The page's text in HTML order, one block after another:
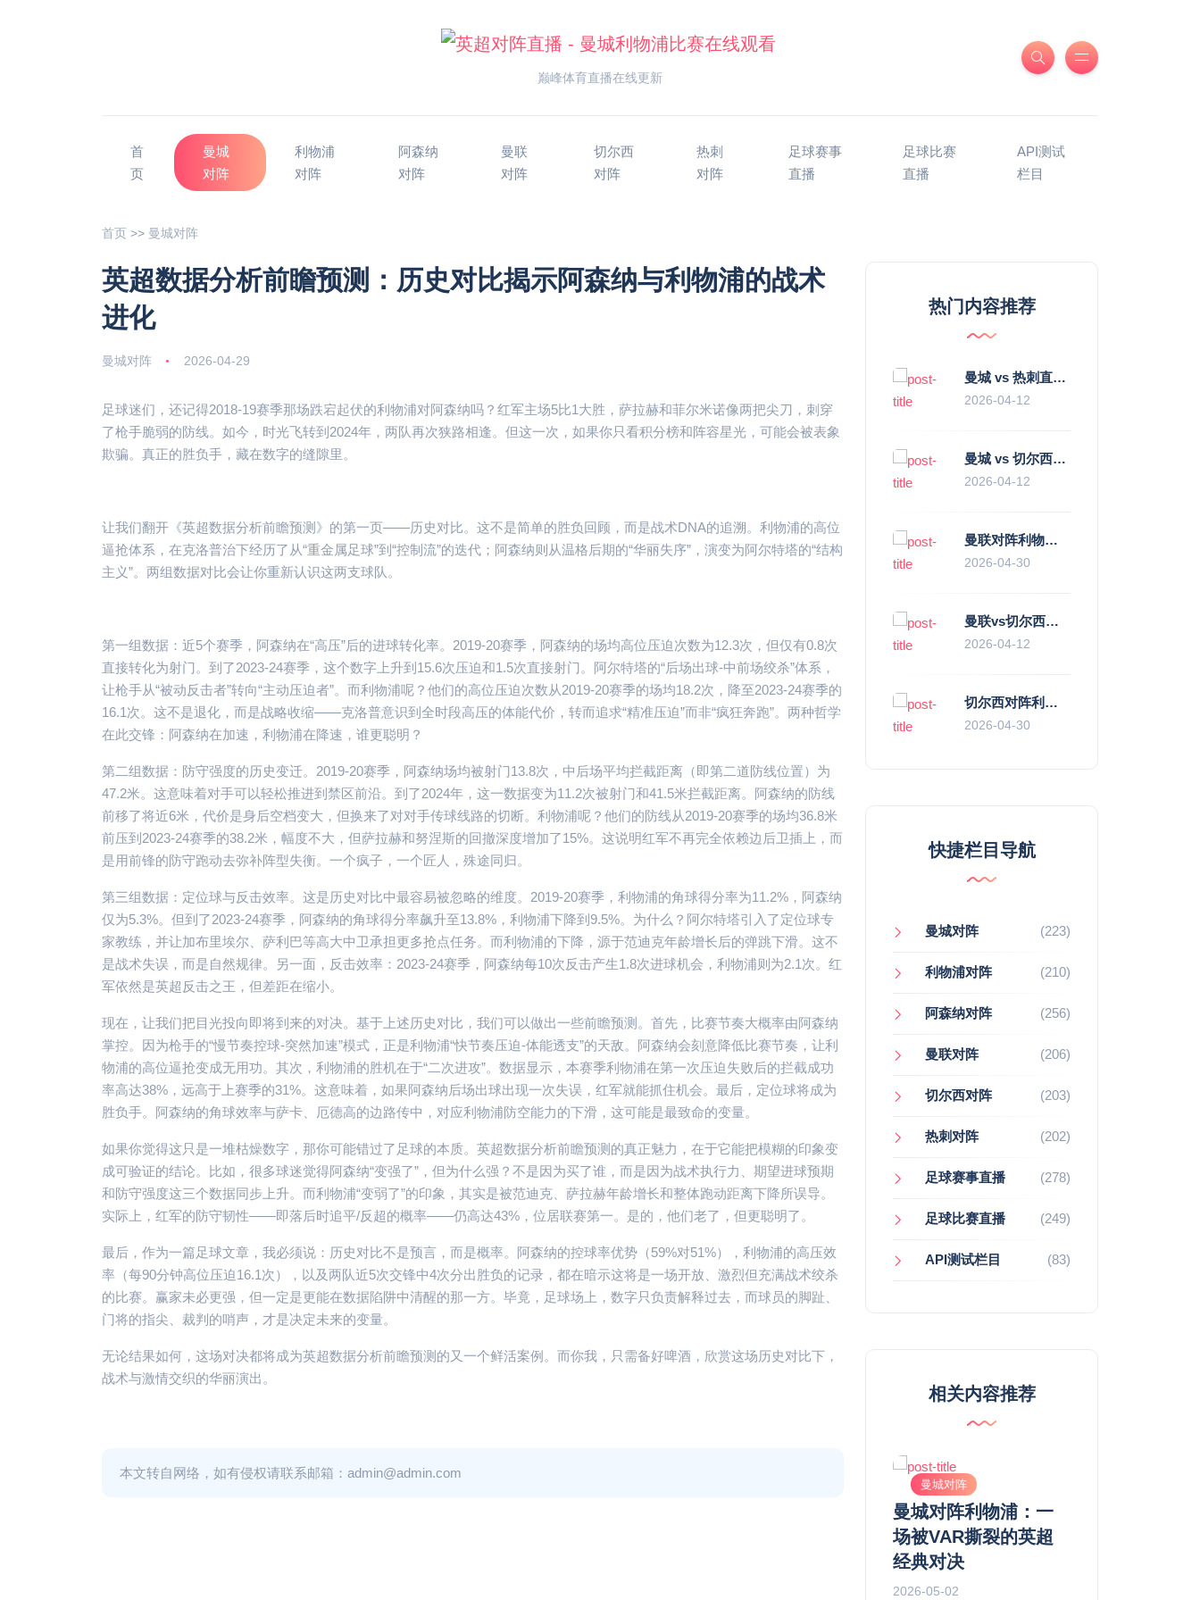
巅峰体育直播在线更新
首
页
曼城
对阵
利物浦
对阵
阿森纳
对阵
曼联
对阵
切尔西
对阵
热刺
对阵
足球赛事
直播
足球比赛
直播
API测试
栏目
首页 >> 曼城对阵
英超数据分析前瞻预测：历史对比揭示阿森纳与利物浦的战术
进化
曼城对阵 2026-04-29
足球迷们，还记得2018-19赛季那场跌宕起伏的利物浦对阿森纳吗？红军主场5比1大胜，萨拉赫和菲尔米诺像两把尖刀，刺穿
了枪手脆弱的防线。如今，时光飞转到2024年，两队再次狭路相逢。但这一次，如果你只看积分榜和阵容星光，可能会被表象
欺骗。真正的胜负手，藏在数字的缝隙里。
让我们翻开《英超数据分析前瞻预测》的第一页——历史对比。这不是简单的胜负回顾，而是战术DNA的追溯。利物浦的高位
逼抢体系，在克洛普治下经历了从“重金属足球”到“控制流”的迭代；阿森纳则从温格后期的“华丽失序”，演变为阿尔特塔的“结构
主义”。两组数据对比会让你重新认识这两支球队。
第一组数据：近5个赛季，阿森纳在“高压”后的进球转化率。2019-20赛季，阿森纳的场均高位压迫次数为12.3次，但仅有0.8次
直接转化为射门。到了2023-24赛季，这个数字上升到15.6次压迫和1.5次直接射门。阿尔特塔的“后场出球-中前场绞杀”体系，
让枪手从“被动反击者”转向“主动压迫者”。而利物浦呢？他们的高位压迫次数从2019-20赛季的场均18.2次，降至2023-24赛季的
16.1次。这不是退化，而是战略收缩——克洛普意识到全时段高压的体能代价，转而追求“精准压迫”而非“疯狂奔跑”。两种哲学
在此交锋：阿森纳在加速，利物浦在降速，谁更聪明？
第二组数据：防守强度的历史变迁。2019-20赛季，阿森纳场均被射门13.8次，中后场平均拦截距离（即第二道防线位置）为
47.2米。这意味着对手可以轻松推进到禁区前沿。到了2024年，这一数据变为11.2次被射门和41.5米拦截距离。阿森纳的防线
前移了将近6米，代价是身后空档变大，但换来了对对手传球线路的切断。利物浦呢？他们的防线从2019-20赛季的场均36.8米
前压到2023-24赛季的38.2米，幅度不大，但萨拉赫和努涅斯的回撤深度增加了15%。这说明红军不再完全依赖边后卫插上，而
是用前锋的防守跑动去弥补阵型失衡。一个疯子，一个匠人，殊途同归。
第三组数据：定位球与反击效率。这是历史对比中最容易被忽略的维度。2019-20赛季，利物浦的角球得分率为11.2%，阿森纳
仅为5.3%。但到了2023-24赛季，阿森纳的角球得分率飙升至13.8%，利物浦下降到9.5%。为什么？阿尔特塔引入了定位球专
家教练，并让加布里埃尔、萨利巴等高大中卫承担更多抢点任务。而利物浦的下降，源于范迪克年龄增长后的弹跳下滑。这不
是战术失误，而是自然规律。另一面，反击效率：2023-24赛季，阿森纳每10次反击产生1.8次进球机会，利物浦则为2.1次。红
军依然是英超反击之王，但差距在缩小。
现在，让我们把目光投向即将到来的对决。基于上述历史对比，我们可以做出一些前瞻预测。首先，比赛节奏大概率由阿森纳
掌控。因为枪手的“慢节奏控球-突然加速”模式，正是利物浦“快节奏压迫-体能透支”的天敌。阿森纳会刻意降低比赛节奏，让利
物浦的高位逼抢变成无用功。其次，利物浦的胜机在于“二次进攻”。数据显示，本赛季利物浦在第一次压迫失败后的拦截成功
率高达38%，远高于上赛季的31%。这意味着，如果阿森纳后场出球出现一次失误，红军就能抓住机会。最后，定位球将成为
胜负手。阿森纳的角球效率与萨卡、厄德高的边路传中，对应利物浦防空能力的下滑，这可能是最致命的变量。
如果你觉得这只是一堆枯燥数字，那你可能错过了足球的本质。英超数据分析前瞻预测的真正魅力，在于它能把模糊的印象变
成可验证的结论。比如，很多球迷觉得阿森纳“变强了”，但为什么强？不是因为买了谁，而是因为战术执行力、期望进球预期
和防守强度这三个数据同步上升。而利物浦“变弱了”的印象，其实是被范迪克、萨拉赫年龄增长和整体跑动距离下降所误导。
实际上，红军的防守韧性——即落后时追平/反超的概率——仍高达43%，位居联赛第一。是的，他们老了，但更聪明了。
最后，作为一篇足球文章，我必须说：历史对比不是预言，而是概率。阿森纳的控球率优势（59%对51%），利物浦的高压效
率（每90分钟高位压迫16.1次），以及两队近5次交锋中4次分出胜负的记录，都在暗示这将是一场开放、激烈但充满战术绞杀
的比赛。赢家未必更强，但一定是更能在数据陷阱中清醒的那一方。毕竟，足球场上，数字只负责解释过去，而球员的脚趾、
门将的指尖、裁判的哨声，才是决定未来的变量。
无论结果如何，这场对决都将成为英超数据分析前瞻预测的又一个鲜活案例。而你我，只需备好啤酒，欣赏这场历史对比下，
战术与激情交织的华丽演出。
本文转自网络，如有侵权请联系邮箱：admin@admin.com
热门内容推荐
曼城 vs 热刺直播：瓜迪奥拉的“无锋阵”是天才设计还是自废武功？
2026-04-12
曼城 vs 切尔西直播复盘：瓜帅的“伪九”陷阱，如何绞杀蓝军的“三中卫”？
2026-04-12
曼联对阵利物浦，老特拉福德的红色心跳与蓝色暗涌
2026-04-30
曼联vs切尔西直播复盘：滕哈赫的“伪高位”与波切蒂诺的“无锋阵”，谁更拧巴？
2026-04-12
切尔西对阵利物浦，一场蓝红血脉里的恩怨与忠诚
2026-04-30
快捷栏目导航
曼城对阵 (223)
利物浦对阵 (210)
阿森纳对阵 (256)
曼联对阵 (206)
切尔西对阵 (203)
热刺对阵 (202)
足球赛事直播 (278)
足球比赛直播 (249)
API测试栏目 (83)
相关内容推荐
曼城对阵
曼城对阵利物浦：一
场被VAR撕裂的英超
经典对决
2026-05-02